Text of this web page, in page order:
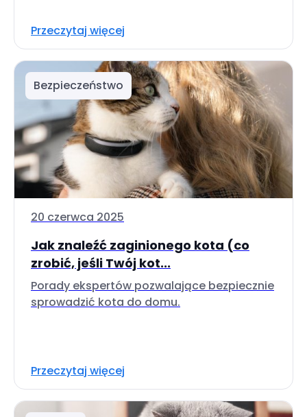
Przeczytaj więcej
Bezpieczeństwo
20 czerwca 2025
Jak znaleźć zaginionego kota (co
zrobić, jeśli Twój kot...
Porady ekspertów pozwalające bezpiecznie
sprowadzić kota do domu.
Przeczytaj więcej